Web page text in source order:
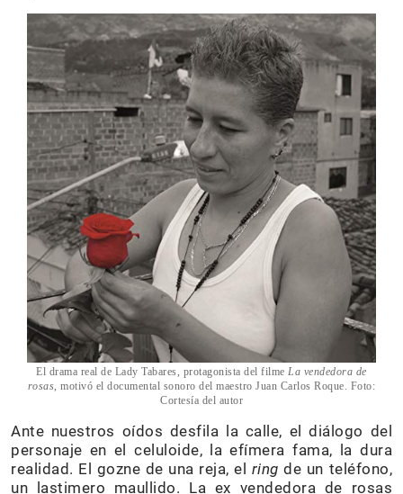
El drama real de Lady Tabares, protagonista del filmeLa vendedora de
rosas, motivó el documental sonoro del maestro Juan Carlos Roque. Foto:
Cortesía del autor
Ante nuestros oídos desfila la calle, el diálogo del
personaje en el celuloide, la efímera fama, la dura
realidad. El gozne de una reja, el ring de un teléfono,
un lastimero maullido. La ex vendedora de rosas